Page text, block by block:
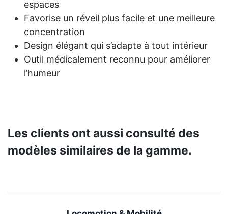
espaces
Favorise un réveil plus facile et une meilleure
concentration
Design élégant qui s’adapte à tout intérieur
Outil médicalement reconnu pour améliorer
l’humeur
Les clients ont aussi consulté des
modèles similaires de la gamme.